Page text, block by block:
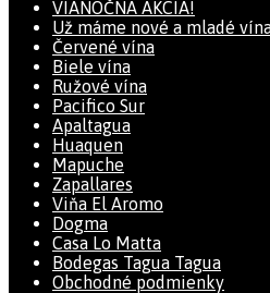
VIANOČNÁ AKCIA!
Už máme nové a mladé
Červené vína
Biele vína
Ružové vína
Pacifico Sur
Apaltagua
Huaquen
Mapuche
Zapallares
Viňa El Aromo
Dogma
Casa Lo Matta
Bodegas Tagua Tagua
Obchodné podmienky